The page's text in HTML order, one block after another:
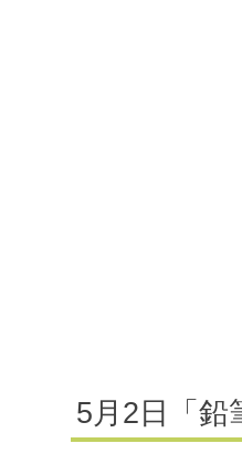
5月2日「鉛